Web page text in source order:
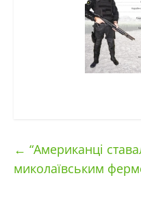
← “Американці
миколаївським